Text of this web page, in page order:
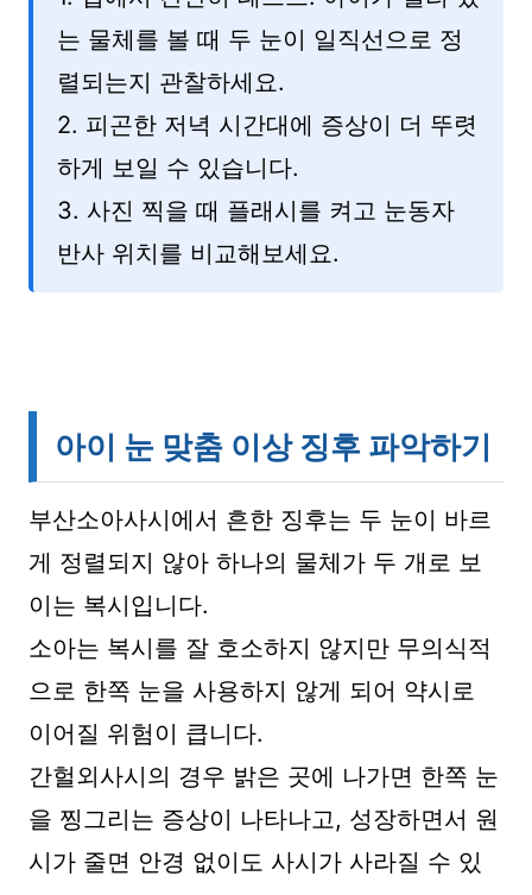
는 물체를 볼 때 두 눈이 일직선으로 정
렬되는지 관찰하세요.
2. 피곤한 저녁 시간대에 증상이 더 뚜렷
하게 보일 수 있습니다.
3. 사진 찍을 때 플래시를 켜고 눈동자
반사 위치를 비교해보세요.
아이 눈 맞춤 이상 징후 파악하기
부산소아사시에서 흔한 징후는 두 눈이 바르
게 정렬되지 않아 하나의 물체가 두 개로 보
이는 복시입니다.
소아는 복시를 잘 호소하지 않지만 무의식적
으로 한쪽 눈을 사용하지 않게 되어 약시로
이어질 위험이 큽니다.
간헐외사시의 경우 밝은 곳에 나가면 한쪽 눈
을 찡그리는 증상이 나타나고, 성장하면서 원
시가 줄면 안경 없이도 사시가 사라질 수 있